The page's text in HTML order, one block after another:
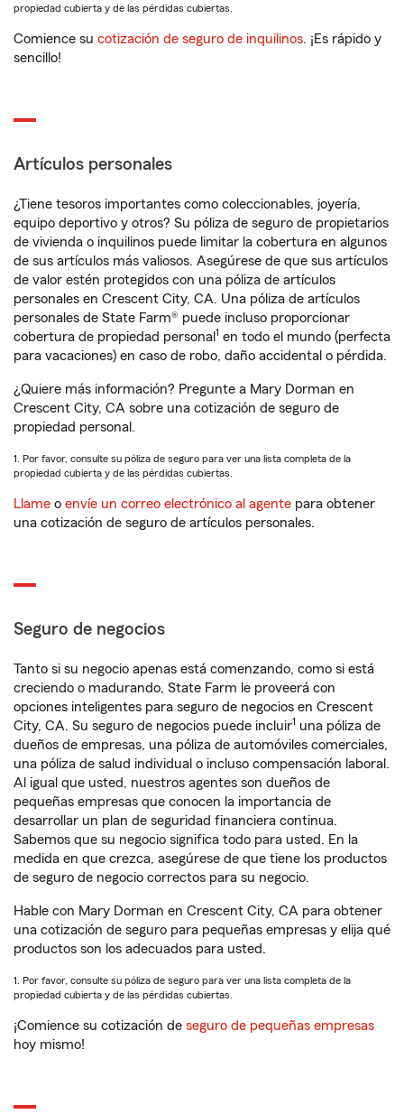
propiedad cubierta y de las pérdidas cubiertas.
Comience su cotización de seguro de inquilinos. ¡Es rápido y
sencillo!
Artículos personales
¿Tiene tesoros importantes como coleccionables, joyería,
equipo deportivo y otros? Su póliza de seguro de propietarios
de vivienda o inquilinos puede limitar la cobertura en algunos
de sus artículos más valiosos. Asegúrese de que sus artículos
de valor estén protegidos con una póliza de artículos
personales en Crescent City, CA. Una póliza de artículos
personales de State Farm® puede incluso proporcionar
cobertura de propiedad personal 1 en todo el mundo (perfecta
para vacaciones) en caso de robo, daño accidental o pérdida.
¿Quiere más información? Pregunte a Mary Dorman en
Crescent City, CA sobre una cotización de seguro de
propiedad personal.
1. Por favor, consulte su póliza de seguro para ver una lista completa de la
propiedad cubierta y de las pérdidas cubiertas.
Llame o envíe un correo electrónico al agente para obtener
una cotización de seguro de artículos personales.
Seguro de negocios
Tanto si su negocio apenas está comenzando, como si está
creciendo o madurando, State Farm le proveerá con
opciones inteligentes para seguro de negocios en Crescent
City, CA. Su seguro de negocios puede incluir1 una póliza de
dueños de empresas, una póliza de automóviles comerciales,
una póliza de salud individual o incluso compensación laboral.
Al igual que usted, nuestros agentes son dueños de
pequeñas empresas que conocen la importancia de
desarrollar un plan de seguridad financiera continua.
Sabemos que su negocio significa todo para usted. En la
medida en que crezca, asegúrese de que tiene los productos
de seguro de negocio correctos para su negocio.
Hable con Mary Dorman en Crescent City, CA para obtener
una cotización de seguro para pequeñas empresas y elija qué
productos son los adecuados para usted.
1. Por favor, consulte su póliza de seguro para ver una lista completa de la
propiedad cubierta y de las pérdidas cubiertas.
¡Comience su cotización de seguro de pequeñas empresas
hoy mismo!